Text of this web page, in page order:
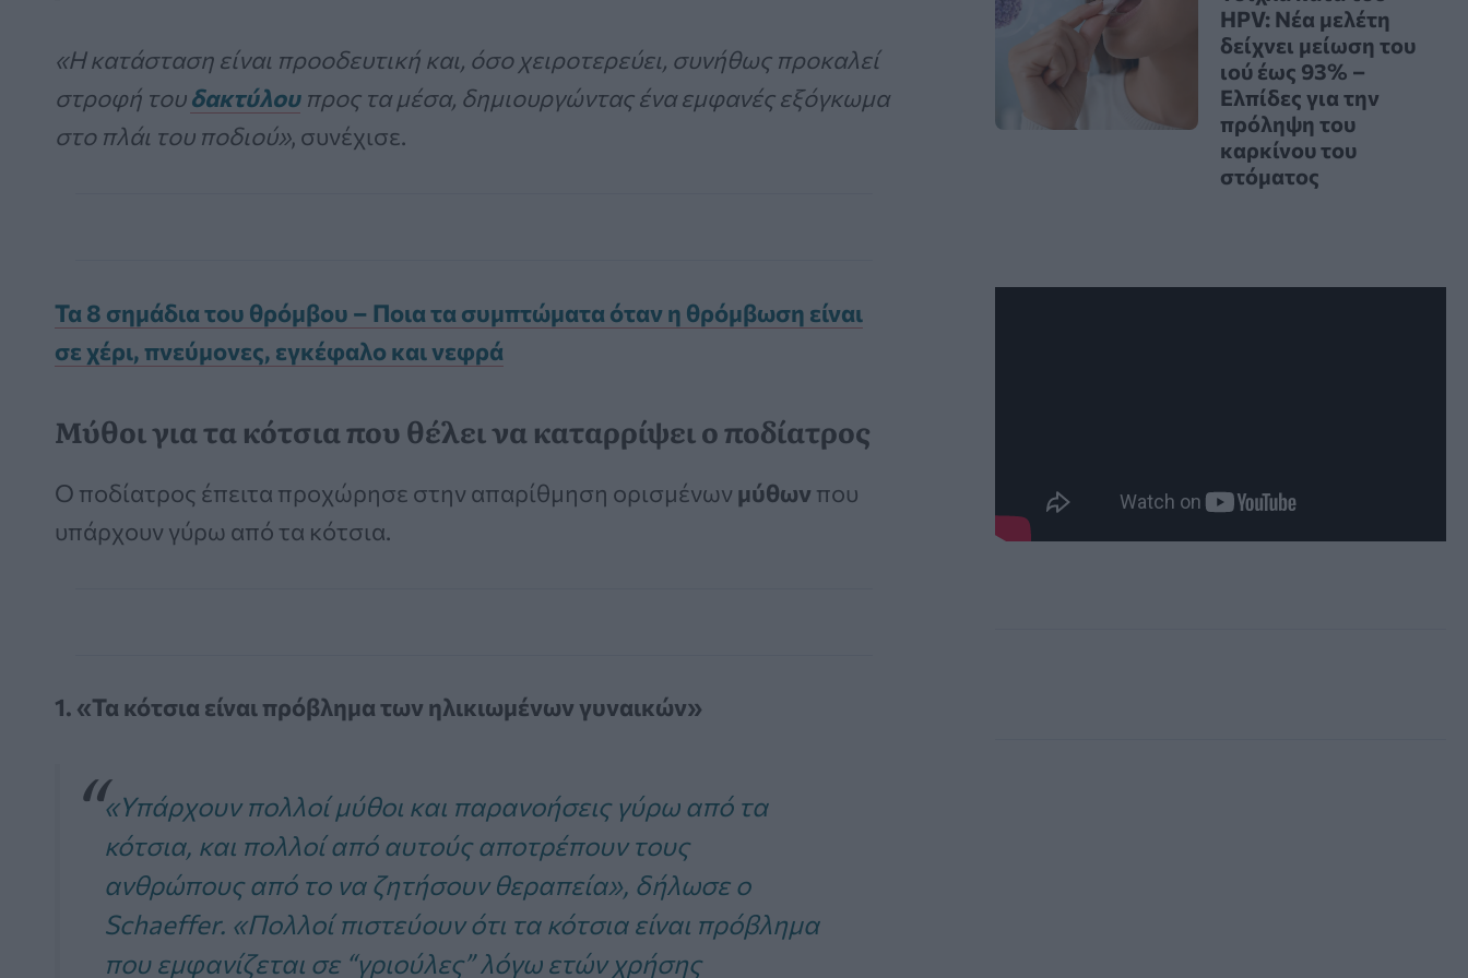
«Η κατάσταση είναι προοδευτική και, όσο χειροτερεύει, συνήθως προκαλεί
στροφή τουδακτύλουπρος τα μέσα, δημιουργώντας ένα εμφανές εξόγκωμα
στο πλάι του ποδιού», συνέχισε.
Τα 8 σημάδια του θρόμβου – Ποια τα συμπτώματα όταν η θρόμβωση είναι
σε χέρι, πνεύμονες, εγκέφαλο και νεφρά
Μύθοι για τα κότσια που θέλει να καταρρίψει ο ποδίατρος
Ο ποδίατρος έπειτα προχώρησε στην απαρίθμηση ορισμένων μύθων που
υπάρχουν γύρω από τα κότσια.
1. «Τα κότσια είναι πρόβλημα των ηλικιωμένων γυναικών»
«Υπάρχουν πολλοί μύθοι και παρανοήσεις γύρω από τα
κότσια, και πολλοί από αυτούς αποτρέπουν τους
ανθρώπους από το να ζητήσουν θεραπεία», δήλωσε ο
Schaeffer. «Πολλοί πιστεύουν ότι τα κότσια είναι πρόβλημα
που εμφανίζεται σε “γριούλες” λόγω ετών χρήσης
HPV: Νέα μελέτη
δείχνει μείωση του
ιού έως 93% –
Ελπίδες για την
πρόληψη του
καρκίνου του
στόματος